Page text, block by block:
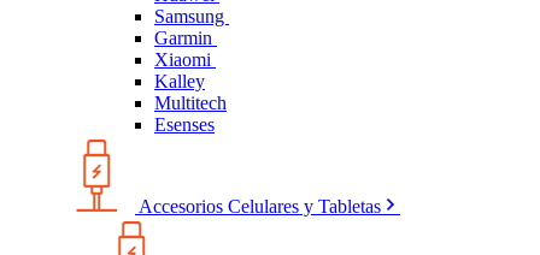
Samsung
Garmin
Xiaomi
Kalley
Multitech
Esenses
Accesorios Celulares y Tabletas